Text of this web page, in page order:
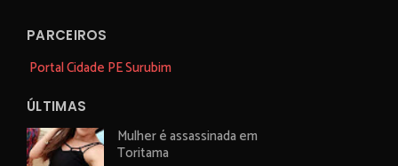
PARCEIROS
Portal Cidade PE Surubim
ÚLTIMAS
Mulher é assassinada em
Toritama